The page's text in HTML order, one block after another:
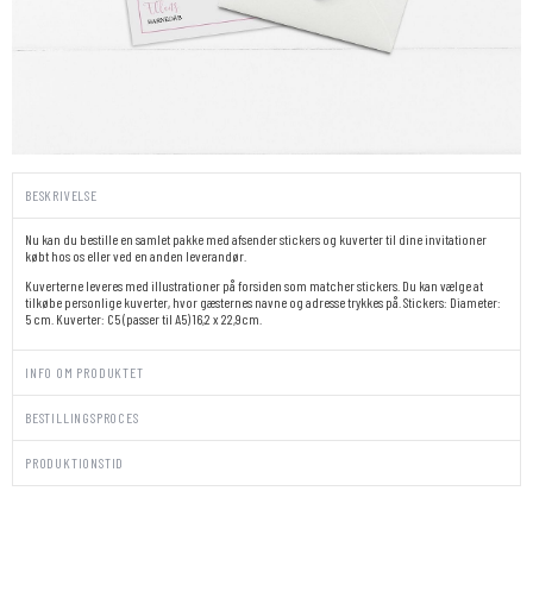
BESKRIVELSE
Nu kan du bestille en samlet pakke med afsender stickers og kuverter til dine invitationer
købt hos os eller ved en anden leverandør.
Kuverterne leveres med illustrationer på forsiden som matcher stickers. Du kan vælge at
tilkøbe personlige kuverter, hvor gæsternes navne og adresse trykkes på. Stickers: Diameter:
5 cm. Kuverter: C5 (passer til A5) 16,2 x 22,9cm.
INFO OM PRODUKTET
BESTILLINGSPROCES
PRODUKTIONSTID